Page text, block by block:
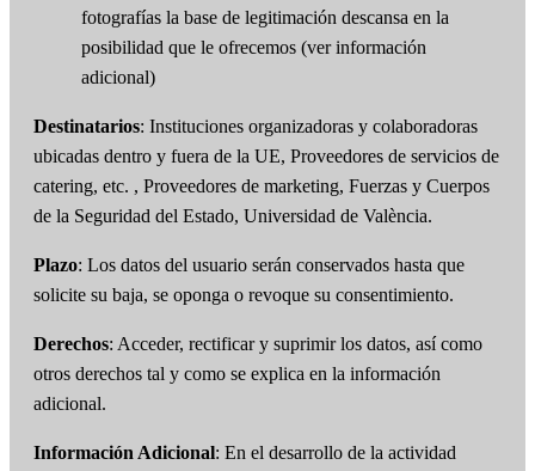
fotografías la base de legitimación descansa en la
posibilidad que le ofrecemos (ver información
adicional)
Destinatarios: Instituciones organizadoras y colaboradoras
ubicadas dentro y fuera de la UE, Proveedores de servicios de
catering, etc. , Proveedores de marketing, Fuerzas y Cuerpos
de la Seguridad del Estado, Universidad de València.
Plazo: Los datos del usuario serán conservados hasta que
solicite su baja, se oponga o revoque su consentimiento.
Derechos: Acceder, rectificar y suprimir los datos, así como
otros derechos tal y como se explica en la información
adicional.
Información Adicional: En el desarrollo de la actividad